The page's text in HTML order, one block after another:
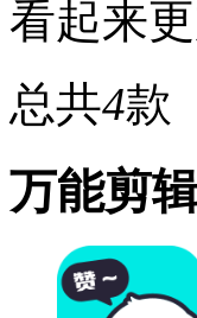
看起来
总共4款
万能剪